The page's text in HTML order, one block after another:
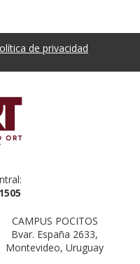
de privacidad
CAMPUS POCITOS
Bvar. España 2633,
Montevideo, Uruguay